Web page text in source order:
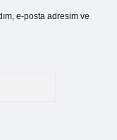
e-posta adresim ve